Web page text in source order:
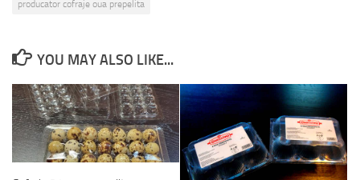
producator cofraje oua prepelita
YOU MAY ALSO LIKE...